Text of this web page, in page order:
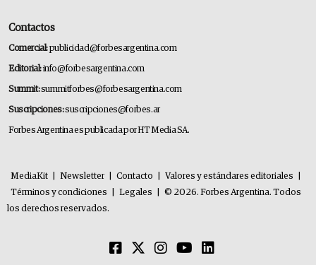
Contactos
Comercial:publicidad@forbesargentina.com
Editorial:info@forbesargentina.com
Summit:summitforbes@forbesargentina.com
Suscripciones:suscripciones@forbes.ar
Forbes Argentina es publicada por HT Media SA.
MediaKit Newsletter Contacto Valores y estándares editoriales
Términos y condiciones
Legales
© 2026. Forbes Argentina. Todos
los derechos reservados.